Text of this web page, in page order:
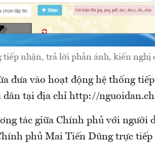
tiếp nhận, trả lời phản ánh, kiến nghị
đưa vào hoạt động hệ thống
dân tại địa chỉ http://
tác giữa Chính phủ với người
phủ Mai Tiến Dũng trực tiếp